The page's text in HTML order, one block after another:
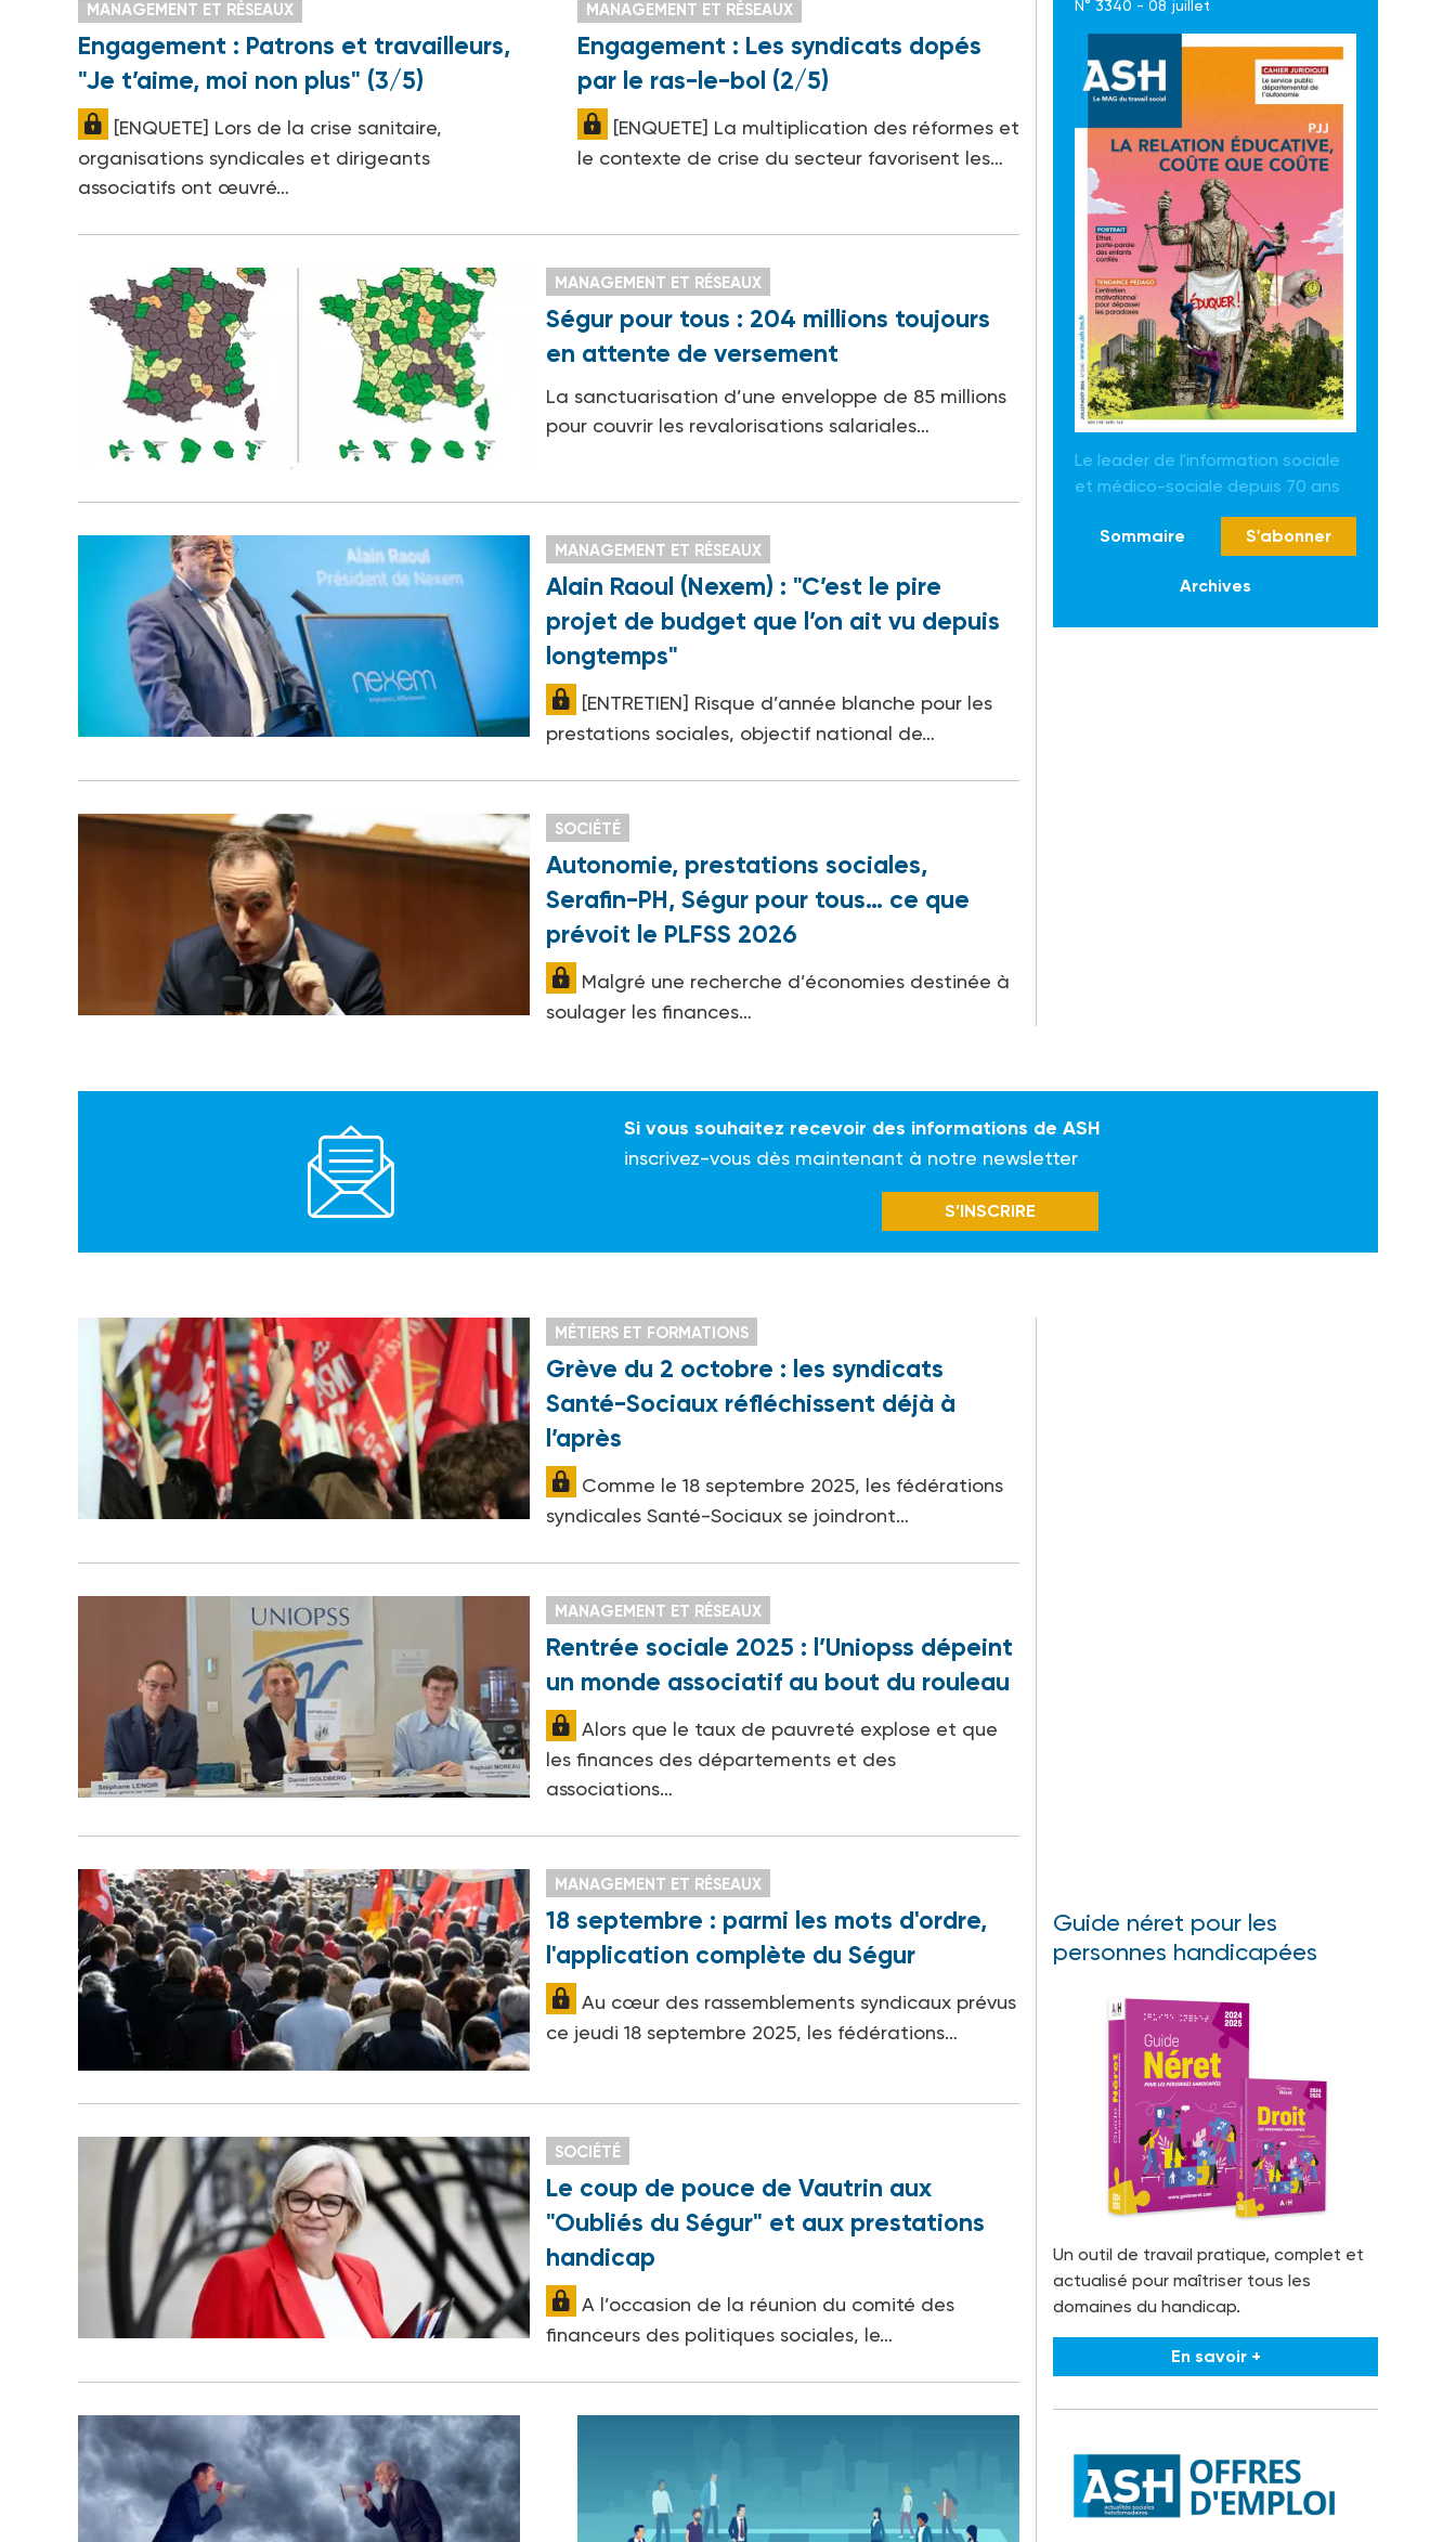
MANAGEMENT ET RÉSEAUX
Engagement : Patrons et travailleurs,
"Je t’aime, moi non plus" (3/5)
[ENQUETE] Lors de la crise sanitaire,
organisations syndicales et dirigeants
associatifs ont œuvré…
MANAGEMENT ET RÉSEAUX
Engagement : Les syndicats dopés
par le ras-le-bol (2/5)
[ENQUETE] La multiplication des réformes et
le contexte de crise du secteur favorisent les…
MANAGEMENT ET RÉSEAUX
Ségur pour tous : 204 millions toujours
en attente de versement
La sanctuarisation d’une enveloppe de 85 millions
pour couvrir les revalorisations salariales…
MANAGEMENT ET RÉSEAUX
Alain Raoul (Nexem) : "C’est le pire
projet de budget que l’on ait vu depuis
longtemps"
[ENTRETIEN] Risque d’année blanche pour les
prestations sociales, objectif national de…
SOCIÉTÉ
Autonomie, prestations sociales,
Serafin-PH, Ségur pour tous… ce que
prévoit le PLFSS 2026
Malgré une recherche d’économies destinée à
soulager les finances…
N° 3340 - 08 juillet
Le leader de l'information sociale
et médico-sociale depuis 70 ans
Sommaire S'abonner
Archives
Si vous souhaitez recevoir des informations de ASH
inscrivez-vous dès maintenant à notre newsletter
S’INSCRIRE
MÉTIERS ET FORMATIONS
Grève du 2 octobre : les syndicats
Santé-Sociaux réfléchissent déjà à
l’après
Comme le 18 septembre 2025, les fédérations
syndicales Santé-Sociaux se joindront…
MANAGEMENT ET RÉSEAUX
Rentrée sociale 2025 : l’Uniopss dépeint
un monde associatif au bout du rouleau
Alors que le taux de pauvreté explose et que
les finances des départements et des
associations…
MANAGEMENT ET RÉSEAUX
18 septembre : parmi les mots d'ordre,
l'application complète du Ségur
Au cœur des rassemblements syndicaux prévus
ce jeudi 18 septembre 2025, les fédérations…
SOCIÉTÉ
Le coup de pouce de Vautrin aux
"Oubliés du Ségur" et aux prestations
handicap
A l’occasion de la réunion du comité des
financeurs des politiques sociales, le…
Guide néret pour les
personnes handicapées
Un outil de travail pratique, complet et
actualisé pour maîtriser tous les
domaines du handicap.
En savoir +